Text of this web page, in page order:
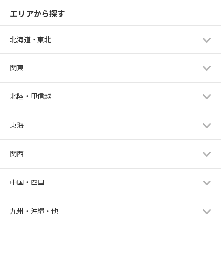
エリアから探す
北海道・東北
関東
北陸・甲信越
東海
関西
中国・四国
九州・沖縄・他